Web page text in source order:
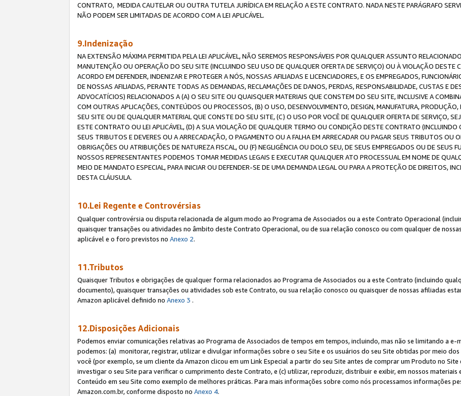
CONTRATO, MEDIDA CAUTELAR OU OUTRA TUTELA JURÍDICA EM RELAÇÃO A ESTE CONTRATO. NADA NESTE PARÁGRAFO
NÃO PODEM SER LIMITADAS DE ACORDO COM A LEI APLICÁVEL.
9.Indenização
NA EXTENSÃO MÁXIMA PERMITIDA PELA LEI APLICÁVEL, NÃO SEREMOS RESPONSÁVEIS POR QUALQUER ASSUNTO
MANUTENÇÃO OU OPERAÇÃO DO SEU SITE (INCLUINDO SEU USO DE QUALQUER OFERTA DE SERVIÇO) OU À VIOLAÇÃO DESTE
ACORDO EM DEFENDER, INDENIZAR E PROTEGER A NÓS, NOSSAS AFILIADAS E LICENCIADORES, E OS EMPREGADOS,
DE NOSSAS AFILIADAS, PERANTE TODAS AS DEMANDAS, RECLAMAÇÕES DE DANOS, PERDAS, RESPONSABILIDADE, CUSTAS E
ADVOCATÍCIOS) RELACIONADOS A (A) O SEU SITE OU QUAISQUER MATERIAIS QUE CONSTEM DO SEU SITE, INCLUSIVE A
COM OUTRAS APLICAÇÕES, CONTEÚDOS OU PROCESSOS, (B) O USO, DESENVOLVIMENTO, DESIGN, MANUFATURA,
SEU SITE OU DE QUALQUER MATERIAL QUE CONSTE DO SEU SITE, (C) O USO POR VOCÊ DE QUALQUER OFERTA DE SERVIÇO,
ESTE CONTRATO OU LEI APLICÁVEL, (D) A SUA VIOLAÇÃO DE QUALQUER TERMO OU CONDIÇÃO DESTE CONTRATO
SEUS TRIBUTOS E DEVERES OU A ARRECADAÇÃO, O PAGAMENTO OU A FALHA EM ARRECADAR OU PAGAR SEUS TRIBUTOS OU
OBRIGAÇÕES OU ATRIBUIÇÕES DE NATUREZA FISCAL, OU (F) NEGLIGÊNCIA OU DOLO SEU, DE SEUS EMPREGADOS OU DE SEUS
NOSSOS REPRESENTANTES PODEMOS TOMAR MEDIDAS LEGAIS E EXECUTAR QUALQUER ATO PROCESSUAL EM NOME DE
MEIO DE MANDATO ESPECIAL, PARA INICIAR OU DEFENDER-SE DE UMA DEMANDA LEGAL OU PARA A PROTEÇÃO DE DIREITOS,
DESTA CLÁUSULA.
10.Lei Regente e Controvérsias
Qualquer controvérsia ou disputa relacionada de algum modo ao Programa de Associados ou a este Contrato Operacional
quaisquer transações ou atividades no âmbito deste Contrato Operacional, ou de sua relação conosco ou com qualquer de
aplicável e o foro previstos no Anexo 2.
11.Tributos
Quaisquer Tributos e obrigações de qualquer forma relacionados ao Programa de Associados ou a este Contrato (incluindo
documento), quaisquer transações ou atividades sob este Contrato, ou sua relação conosco ou quaisquer de nossas afiliadas
Amazon aplicável definido no Anexo 3 .
12.Disposições Adicionais
Podemos enviar comunicações relativas ao Programa de Associados de tempos em tempos, incluindo, mas não se limitando a e-
podemos: (a) monitorar, registrar, utilizar e divulgar informações sobre o seu Site e os usuários do seu Site obtidas por meio
você (por exemplo, se um cliente da Amazon clicou em um Link Especial a partir do seu Site antes de comprar um Produto no
investigar o seu Site para verificar o cumprimento deste Contrato, e (c) utilizar, reproduzir, distribuir e exibir, em nossos
Conteúdo em seu Site como exemplo de melhores práticas. Para mais informações sobre como nós processamos informações
Amazon.com.br, conforme disposto no Anexo 4.